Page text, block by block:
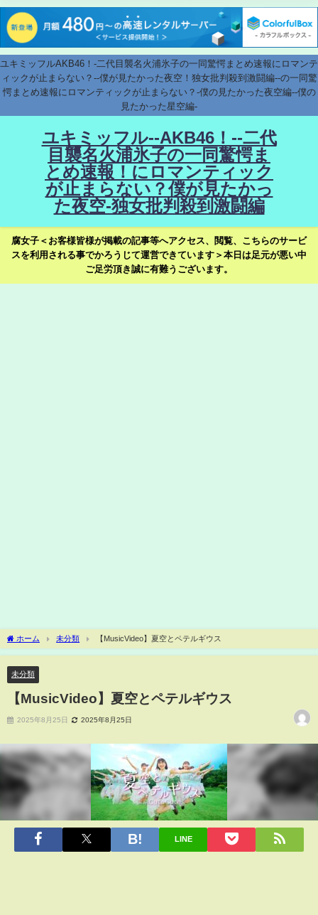
ユキミッフルAKB46！-二代目襲名火浦氷子の一同驚愕まとめ速報にロマンテ
ィックが止まらない？--僕が見たかった夜空！独女批判殺到激闘編--の一同驚
愕まとめ速報にロマンティックが止まらない？-僕の見たかった夜空編--僕の
見たかった星空編-
ユキミッフル--AKB46！--二代
目襲名火浦氷子の一同驚愕ま
とめ速報！にロマンティック
が止まらない？僕が見たかっ
た夜空-独女批判殺到激闘編
腐女子＜お客様皆様が掲載の記事等へアクセス、閲覧、こちらのサービ
スを利用される事でかろうじて運営できています＞本日は足元が悪い中
ご足労頂き誠に有難うございます。
ホーム 未分類 【MusicVideo】夏空とペテルギウス
未分類
【MusicVideo】夏空とペテルギウス
2025年8月25日 2025年8月25日
LINE